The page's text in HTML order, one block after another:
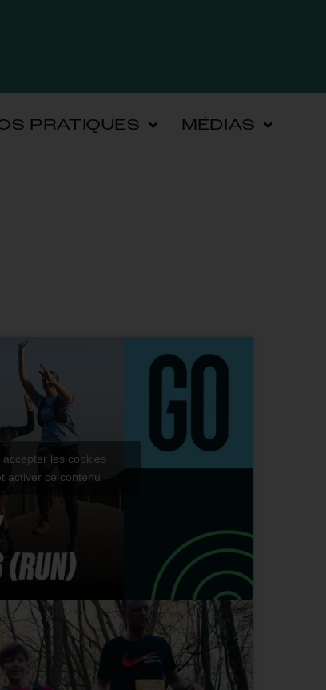
PRATIQUES MÉDIAS
les cookies
activer ce contenu